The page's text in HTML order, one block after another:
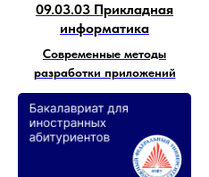
09.03.03 Прикладная
информатика
Современные методы
разработки приложений